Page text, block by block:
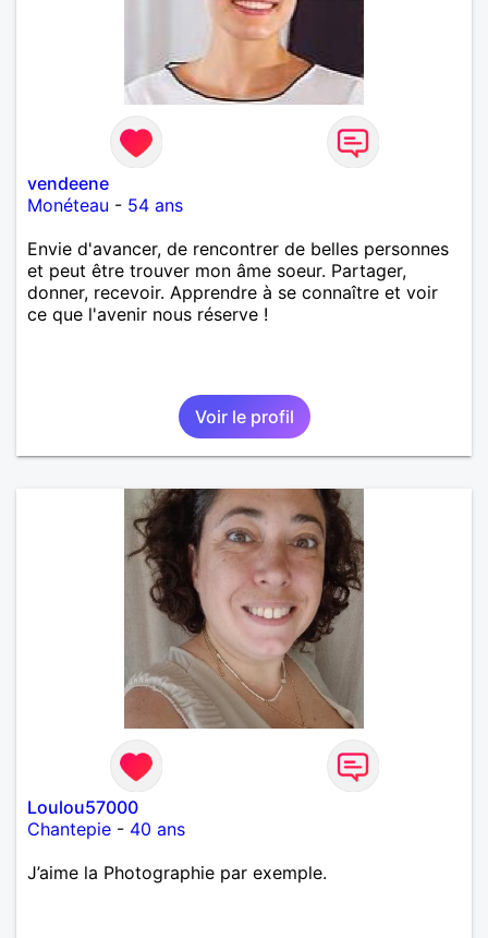
vendeene
Monéteau - 54 ans
Envie d'avancer, de rencontrer de belles personnes
et peut être trouver mon âme soeur. Partager,
donner, recevoir. Apprendre à se connaître et voir
ce que l'avenir nous réserve !
Voir le profil
Loulou57000
Chantepie - 40 ans
J’aime la Photographie par exemple.